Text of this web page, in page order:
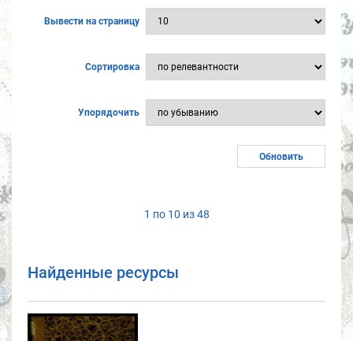
Вывести на страницу
Сортировка
Упорядочить
1 по 10 из 48
Найденные ресурсы